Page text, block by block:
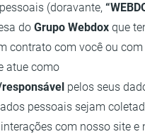
(doravante,
do Grupo Webdoxque
contrato com você ou com
atue como
pelos seus
pessoais sejam
com nosso site e